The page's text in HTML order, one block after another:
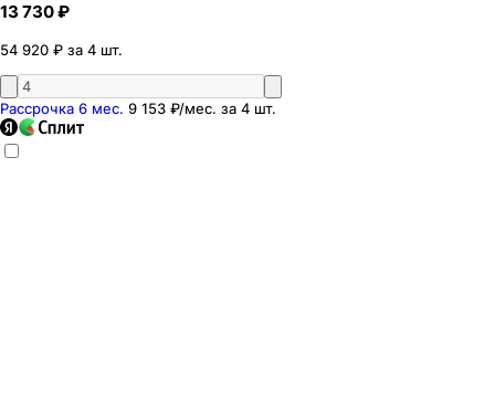
13 730 ₽
54 920 ₽ за 4 шт.
Рассрочка 6 мес. 9 153 ₽/мес. за 4 шт.